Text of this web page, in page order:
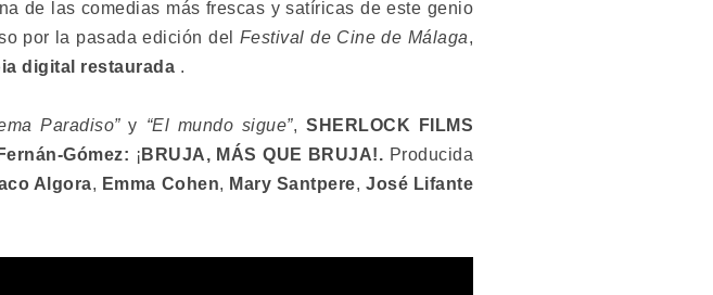
de las comedias más frescas y satíricas de este genio
por la pasada edición del Festival de Cine de Málaga,
digital restaurada .
Paradiso”y “El mundo sigue”,SHERLOCK FILMS
Gómez: ¡ BRUJA, MÁS QUE BRUJA!. Producida
Algora, Emma Cohen, Mary Santpere,José Lifante